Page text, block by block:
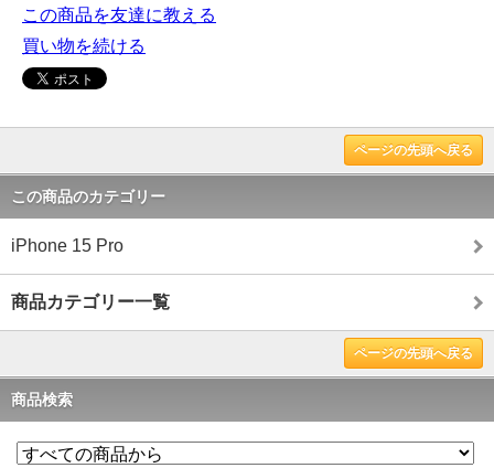
この商品を友達に教える
買い物を続ける
ページの先頭へ戻る
この商品のカテゴリー
iPhone 15 Pro
商品カテゴリー一覧
ページの先頭へ戻る
商品検索